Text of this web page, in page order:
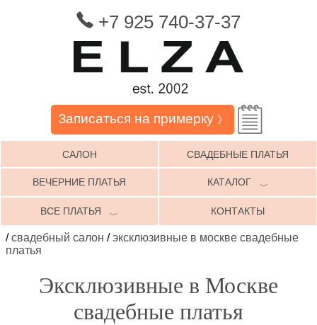
+7 925 740-37-37
Записаться на примерку 》
САЛОН СВАДЕБНЫЕ ПЛАТЬЯ
ВЕЧЕРНИЕ ПЛАТЬЯ КАТАЛОГ ﹀
ВСЕ ПЛАТЬЯ ﹀ КОНТАКТЫ
/свадебный салон /эксклюзивные в москве свадебные
платья
Эксклюзивные в Москве
свадебные платья